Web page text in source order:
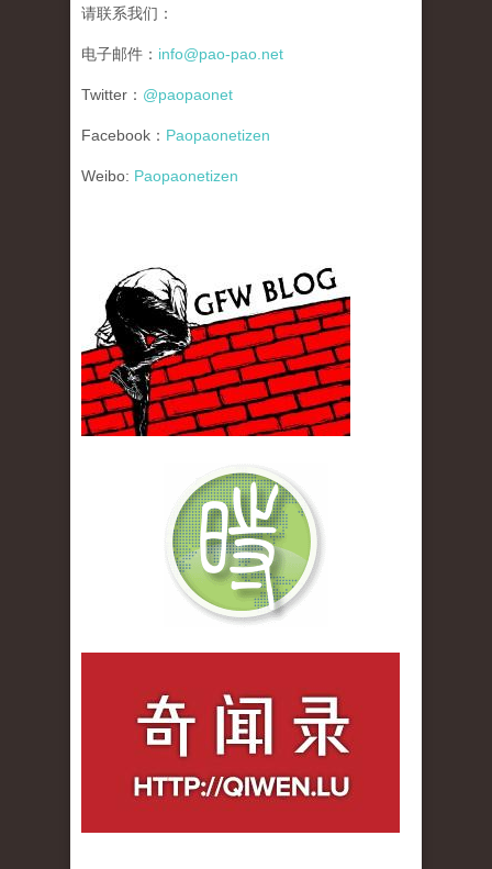
请联系我们：
电子邮件： info@pao-pao.net
Twitter： @paopaonet
Facebook： Paopaonetizen
Weibo: Paopaonetizen
gfw_blog_small.jpg